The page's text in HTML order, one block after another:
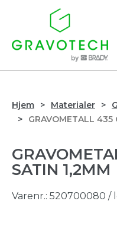
Hjem Materialer
GRAVOMETALL 435
SATIN 1,2MM
Varenr.: 520700080 /